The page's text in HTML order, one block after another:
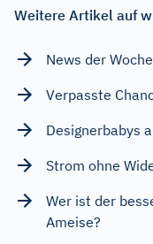
Weitere Artikel auf
News der
Verpasste
Designerbabys
Strom ohne
Wer ist der
Ameise?